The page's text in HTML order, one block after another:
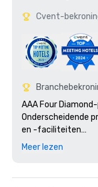
Cvent-
AAA Four
Onderscheidende
en -faciliteiten
Praise Award -
Award of
Meer lezen